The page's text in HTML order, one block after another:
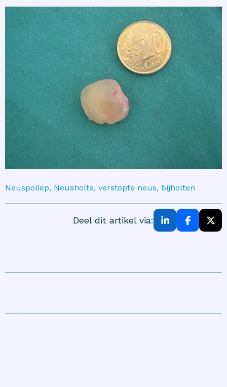
Neuspoliep, Neusholte, verstopte neus, bijholten
Deel dit artikel via: